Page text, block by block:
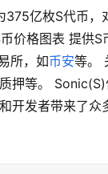
亿枚S代币，
价格图表 提供
所，如币安等。
等。 Sonic(S)
开发者带来了